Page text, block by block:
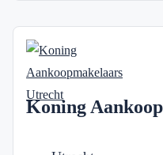
Koning